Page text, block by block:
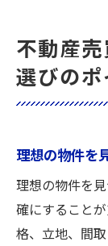
不動産
選びの
理想の物件を
理想の物件を
確にすること
格、立地、間